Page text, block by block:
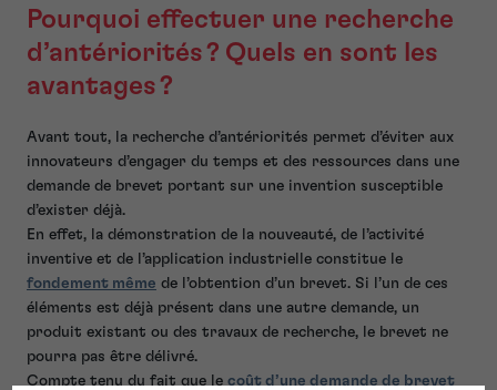
Pourquoi effectuer une recherche
d’antériorités ? Quels en sont les
avantages ?
Avant tout, la recherche d’antériorités permet d’éviter aux
innovateurs d’engager du temps et des ressources dans une
demande de brevet portant sur une invention susceptible
d’exister déjà.
En effet, la démonstration de la nouveauté, de l’activité
inventive et de l’application industrielle constitue le
fondement même de l’obtention d’un brevet. Si l’un de ces
éléments est déjà présent dans une autre demande, un
produit existant ou des travaux de recherche, le brevet ne
pourra pas être délivré.
Compte tenu du fait que le coût d’une demande de brevet